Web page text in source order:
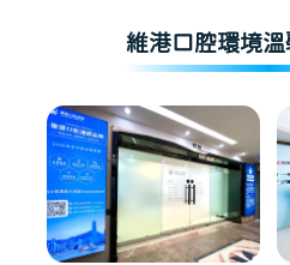
維港口腔環境